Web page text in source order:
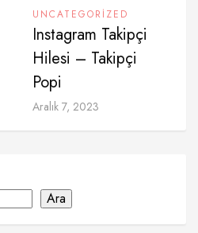
UNCATEGORIZED
Instagram Takipçi
Hilesi – Takipçi
Popi
Aralık 7, 2023
Ara